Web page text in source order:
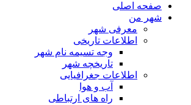
صفحه اصلی
شهر من
معرفی شهر
اطلاعات تاریخی
وجه تسیمه نام شهر
تاریخچه شهر
اطلاعات جغرافیایی
آب و هوا
راه های ارتباطی